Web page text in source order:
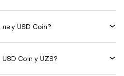
лв у USD Coin?
USD Coin у UZS?